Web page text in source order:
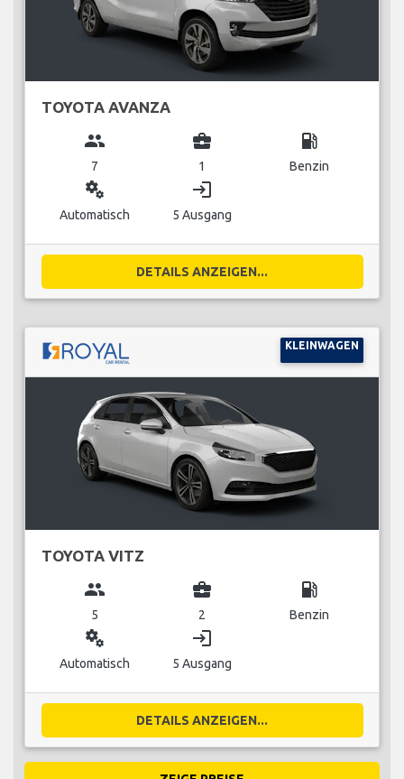
TOYOTA AVANZA
group
7
business_center
1
local_gas_station
Benzin
miscellaneous_services
Automatisch
login
5 Ausgang
DETAILS ANZEIGEN...
KLEINWAGEN
TOYOTA VITZ
group
5
business_center
2
local_gas_station
Benzin
miscellaneous_services
Automatisch
login
5 Ausgang
DETAILS ANZEIGEN...